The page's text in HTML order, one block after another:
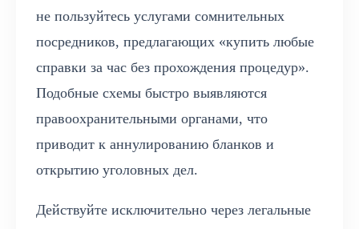
не пользуйтесь услугами сомнительных
посредников, предлагающих «купить любые
справки за час без прохождения процедур».
Подобные схемы быстро выявляются
правоохранительными органами, что
приводит к аннулированию бланков и
открытию уголовных дел.
Действуйте исключительно через легальные